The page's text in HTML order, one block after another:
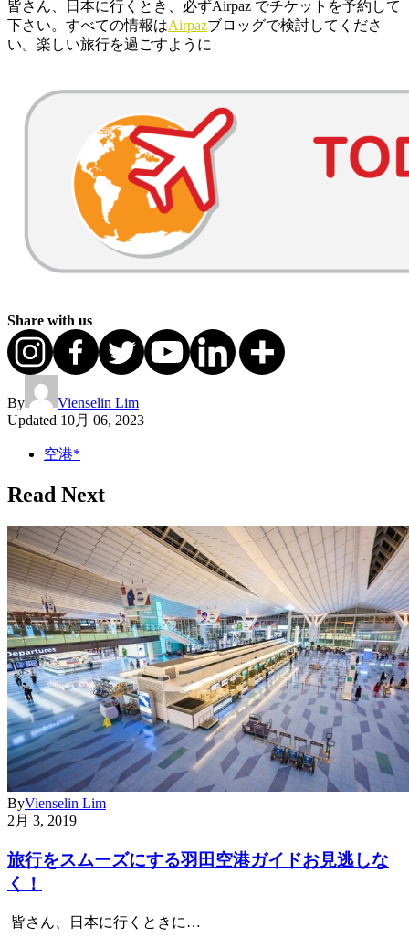
皆さん、日本に行くとき、必ずAirpaz でチケットを予約して
下さい。すべての情報はAirpazブロッグで検討してくださ
い。楽しい旅行を過ごすように
Share with us
By
Vienselin Lim
Updated 10月 06, 2023
空港*
Read Next
ByVienselin Lim
2月 3, 2019
旅行をスムーズにする羽田空港ガイドお見逃しな
く！
皆さん、日本に行くときに…